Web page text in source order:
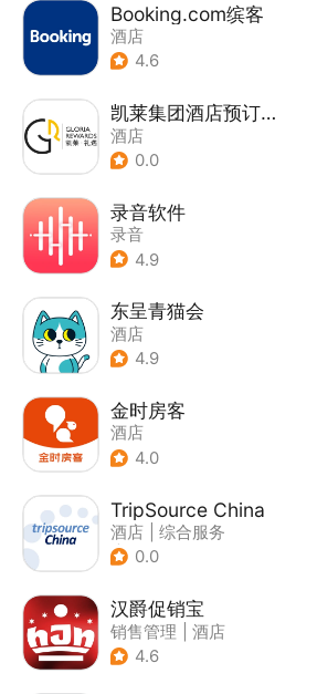
Booking.com缤客
酒店
4.6
凯莱集团酒店预订平台
酒店
0.0
录音软件
录音
4.9
东呈青猫会
酒店
4.9
金时房客
酒店
4.0
TripSource China
酒店
综合服务
| 行程攻略
0.0
汉爵促销宝
销售管理
酒店
4.6